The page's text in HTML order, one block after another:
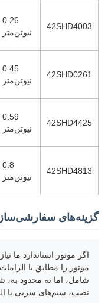
42SHD4003
0.26
نیوتن‌متر
42SHD0261
0.45
نیوتن‌متر
42SHD4425
0.59
نیوتن‌متر
42SHD4813
0.8
نیوتن‌متر
گزینه‌های
اگر موتور استاندارد ما
موتور را مطابق با
شامل، اما نه محدود به،
نصب، سیم‌های سربی با